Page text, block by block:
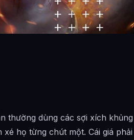
thường dùng các sợi xích khủng
họ từng chút một. Cái giá phải